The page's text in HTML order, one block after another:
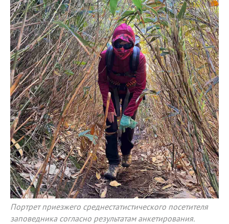
Портрет приезжего среднестатистического посетителя
заповедника согласно результатам анкетирования.